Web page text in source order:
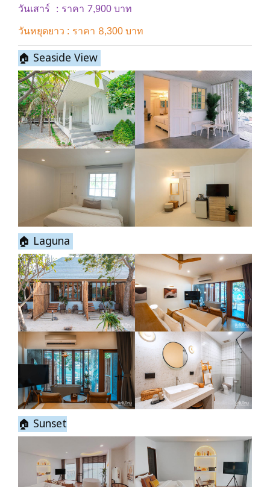
วันเสาร์ : ราคา 7,900 บาท
วันหยุดยาว : ราคา 8,300 บาท
🏠 Seaside View
🏠 Laguna
🏠 Sunset